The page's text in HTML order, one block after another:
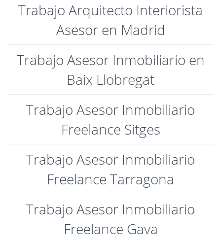
Trabajo Arquitecto Interiorista
Asesor en Madrid
Trabajo Asesor Inmobiliario en
Baix Llobregat
Trabajo Asesor Inmobiliario
Freelance Sitges
Trabajo Asesor Inmobiliario
Freelance Tarragona
Trabajo Asesor Inmobiliario
Freelance Gava